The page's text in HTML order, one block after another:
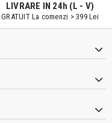
LIVRARE IN 24h (L - V)
GRATUIT La comenzi > 399 Lei